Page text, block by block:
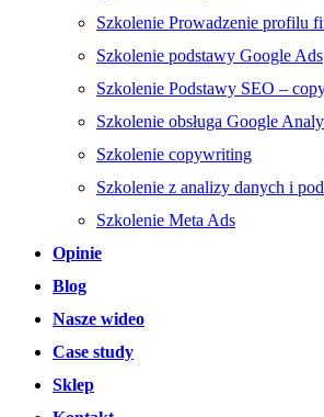
Szkolenie Prowadzenie profilu
Szkolenie podstawy Google Ads
Szkolenie Podstawy SEO –
Szkolenie obsługa Google
Szkolenie copywriting
Szkolenie z analizy danych i
Szkolenie Meta Ads
Opinie
Blog
Nasze wideo
Case study
Sklep